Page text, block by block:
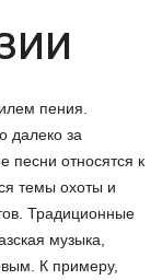
пения.
далеко за
песни относятся к
темы охоты и
Традиционные
музыка,
К примеру,